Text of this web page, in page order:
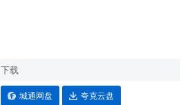
下载
城通网盘 夸克云盘